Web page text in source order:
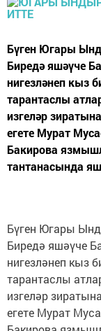
Бүген Югары
Биредә яшәүче
нигезләнеп кыз
тарантаслы
изгеләр
егете Мурат
Бакирова
тантанасында
Бүген Югары
Биредә яшәүче
нигезләнеп кыз
тарантаслы
изгеләр
егете Мурат